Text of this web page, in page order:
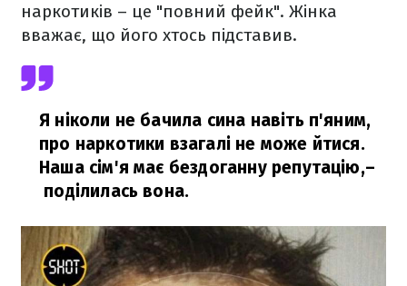
наркотиків – це "повний фейк". Жінка
вважає, що його хтось підставив.
Я ніколи не бачила сина навіть п'яним,
про наркотики взагалі не може йтися.
Наша сім'я має бездоганну репутацію,–
поділилась вона.